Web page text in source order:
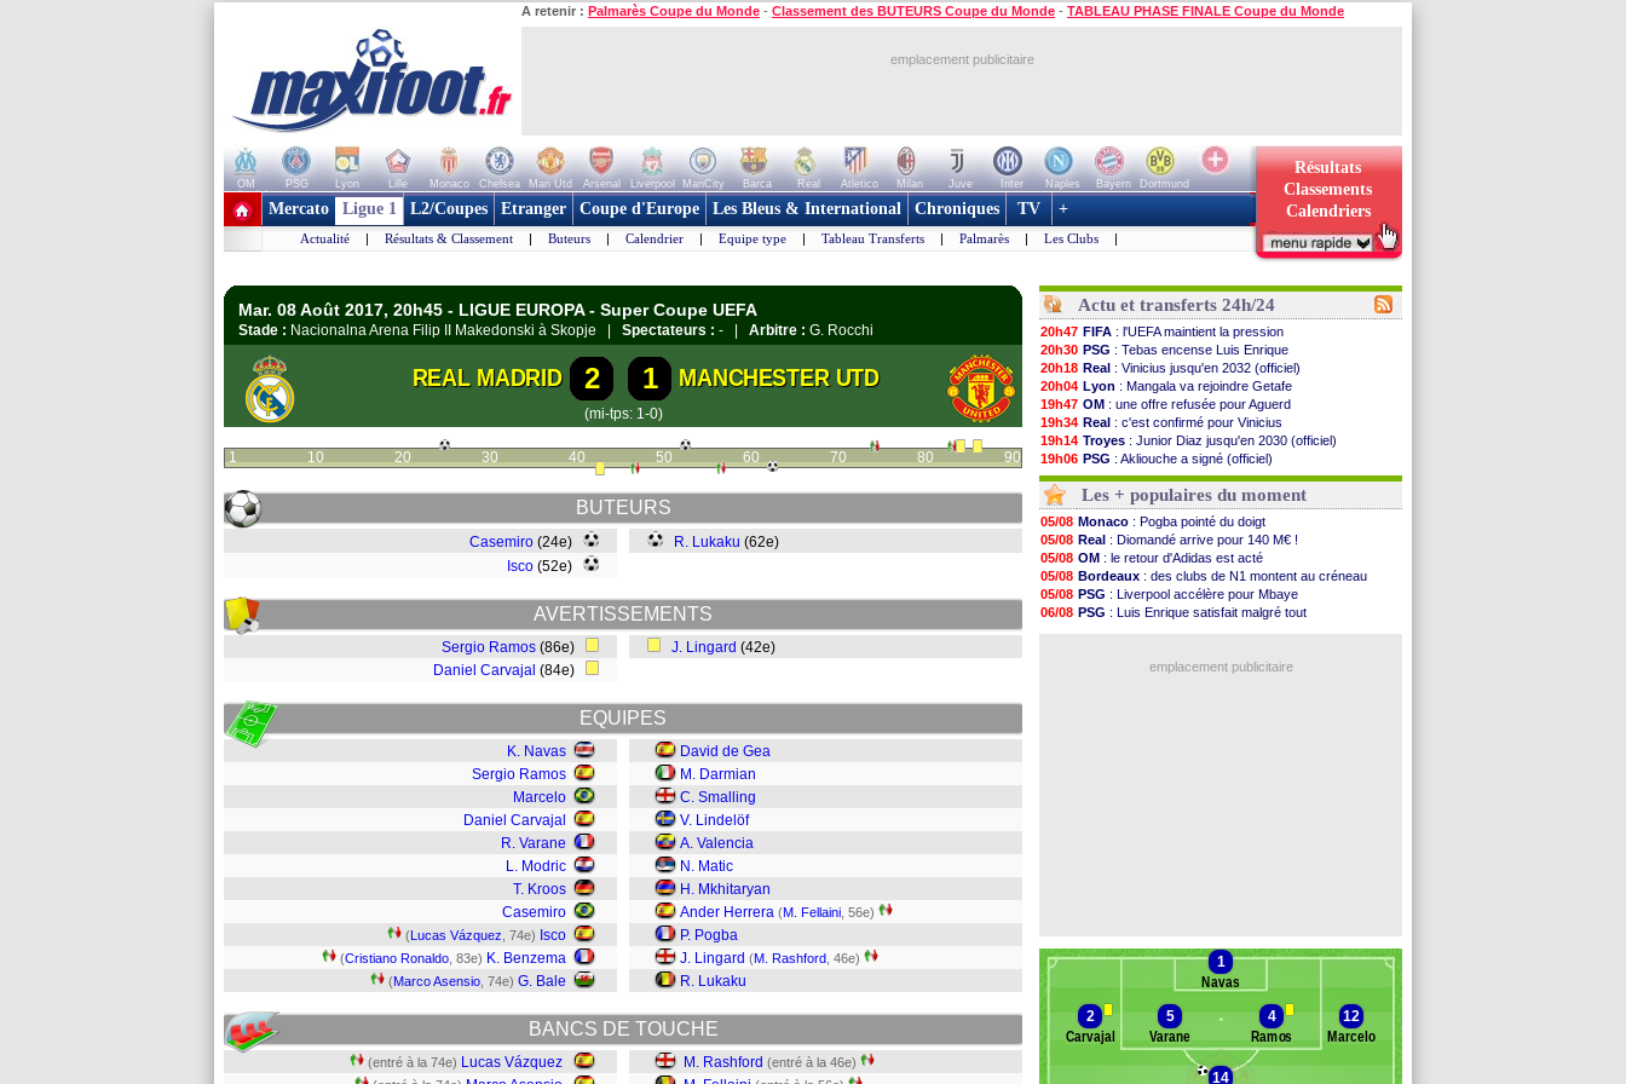
A retenir : Palmarès Coupe du Monde - Classement des BUTEURS Coupe du Monde - TABLEAU PHASE FINALE Coupe du Monde
emplacement publicitaire
OM PSG Lyon Lille Monaco Chelsea Man Utd Arsenal Liverpool ManCity Barca Real Atletico Milan Juve Inter Naples Bayern
Dortmund
+ de clubs
Résultats
Classements
Calendriers
Mercato Ligue 1 L2/Coupes Etranger Coupe d'Europe Les Bleus & International Chroniques TV +
Actualité | Résultats & Classement | Buteurs | Calendrier | Equipe type | Tableau Transferts | Palmarès | Les Clubs |
Mar. 08 Août 2017, 20h45 - LIGUE EUROPA - Super Coupe UEFA
Stade : Nacionalna Arena Filip II Makedonski à Skopje | Spectateurs : - | Arbitre : G. Rocchi
REAL MADRID 2 1 MANCHESTER UTD
(mi-tps: 1-0)
1 10 20 30 40 50 60 70 80 90
BUTEURS
Casemiro (24e)
Isco (52e)
R. Lukaku (62e)
AVERTISSEMENTS
Sergio Ramos (86e)
Daniel Carvajal (84e)
J. Lingard (42e)
EQUIPES
K. Navas
Sergio Ramos
Marcelo
Daniel Carvajal
R. Varane
L. Modric
T. Kroos
Casemiro
(Lucas Vázquez , 74e) Isco
(Cristiano Ronaldo , 83e) K. Benzema
(Marco Asensio , 74e) G. Bale
David de Gea
M. Darmian
C. Smalling
V. Lindelöf
A. Valencia
N. Matic
H. Mkhitaryan
Ander Herrera (M. Fellaini , 56e)
P. Pogba
J. Lingard (M. Rashford , 46e)
R. Lukaku
BANCS DE TOUCHE
(entré à la 74e) Lucas Vázquez M. Rashford (entré à la 46e)
Actu et transferts 24h/24
20h47 FIFA : l'UEFA maintient la pression
20h30 PSG : Tebas encense Luis Enrique
20h18 Real : Vinicius jusqu'en 2032 (officiel)
20h04 Lyon : Mangala va rejoindre Getafe
19h47 OM : une offre refusée pour Aguerd
19h34 Real : c'est confirmé pour Vinicius
19h14 Troyes : Junior Diaz jusqu'en 2030 (officiel)
19h06 PSG : Akliouche a signé (officiel)
18h50 OM: une offre pour Bulka
18h30
PSG : contrat signé pour Akliouche
18h20 Ouganda: Owori battu à mort à Kampala
17h58
Arsenal : Arteta veut créer une dynastie
17h47
Chelsea: Palace a fait son offre pour Disasi
17h34
FIFA: le gouvernement espagnol s'en mêle
17h22
PSG: l'étonnante rumeur Gusto
17h10
Bologne: Dallinga est sur le marché
16h59
OM : accord trouvé avec Man City pour Rulli
: Juanlu signe à Bournemouth (officiel)
Les + populaires du moment
05/08 Monaco : Pogba pointé du doigt
05/08 Real : Diomandé arrive pour 140 M€ !
05/08 OM : le retour d'Adidas est acté
05/08 Bordeaux : des clubs de N1 montent au créneau
05/08 PSG : Liverpool accélère pour Mbaye
06/08 PSG : Luis Enrique satisfait malgré tout
emplacement publicitaire
1
Navas
2
Carvajal
5
Varane
4
Ramos
12
Marcelo
14